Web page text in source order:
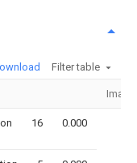
Filter table
Image
16 0.000